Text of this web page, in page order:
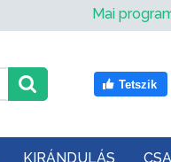
Mai
Tetszik
KIRÁNDULÁS